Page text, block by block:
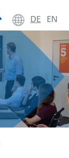
DE EN